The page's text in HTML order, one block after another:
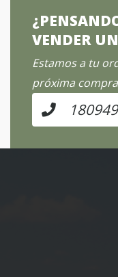
VENDER
Estamos a tu
próxima